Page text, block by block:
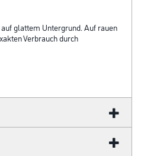
glattem Untergrund. Auf rauen
Verbrauch durch